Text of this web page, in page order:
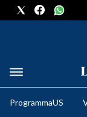
METEO
ProgrammaUS